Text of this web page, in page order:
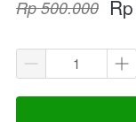
Rp 500.000